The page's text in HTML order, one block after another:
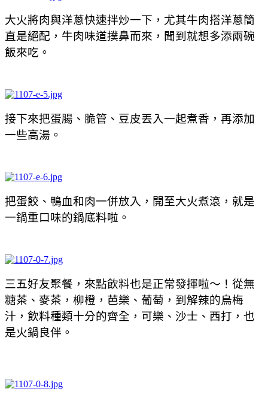
大火將肉與洋蔥快速拌炒一下，尤其牛肉搭洋蔥簡
直是絕配，牛肉味道撲鼻而來，聞到就想多添兩碗
飯來吃。
接下來把蛋腸、脆管、豆皮丟入一起煮香，再添加
一些高湯。
把蛋餃、鴨血和肉一併放入，開至大火煮滾，就是
一鍋重口味的鍋底料啦。
三五好友聚餐，來點飲料也是正常發揮啦～！從無
糖茶、麥茶，柳橙，芭樂、葡萄，到解辣的烏梅
汁，飲料種類十分的齊全，可樂、沙士、西打，也
是火鍋良伴。